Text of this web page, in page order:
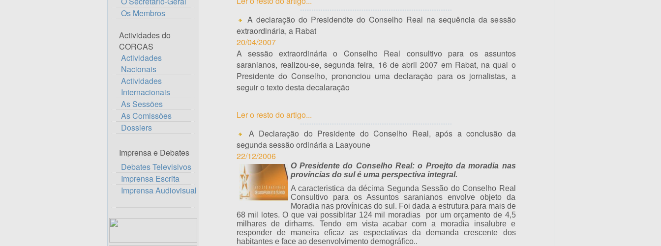
Os Membros
Actividades do
CORCAS
Actividades
Nacionais
Actividades
Internacionais
As Sessões
As Comissões
Dossiers
Imprensa e Debates
Debates Televisivos
Imprensa Escrita
Imprensa Audiovisual
A declaração do Presidendte do Conselho Real na sequência da sessão
extraordinária, a Rabat
20/04/2007
A sessão extraordinária o Conselho Real consultivo para os assuntos
saranianos, realizou-se, segunda feira, 16 de abril 2007 em Rabat, na qual o
Presidente do Conselho, prononciou uma declaração para os jornalistas, a
seguir o texto desta decalaração
Ler o resto do artigo...
A Declaração do Presidente do Conselho Real, após a conclusão da
segunda sessão ordinária a Laayoune
22/12/2006
O Presidente do Conselho Real: o Proejto da moradia nas
províncias do sul é uma perspectiva integral.
A caracteristica da décima Segunda Sessão do Conselho Real
Consultivo para os Assuntos saranianos envolve objeto da
Moradia nas provínicas do sul. Foi dada a estrutura para mais de
68 mil lotes. O que vai possiblitar 124 mil moradias por um orçamento de 4,5
milhares de dirhams. Tendo em vista acabar com a moradia insalubre e
responder de maneira eficaz as espectativas da demanda crescente dos
habitantes e face ao desenvolvimento demográfico..